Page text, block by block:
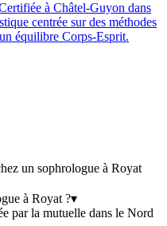
à Châtel-Guyon dans
centrée sur des méthodes
équilibre Corps-Esprit.
un sophrologue à Royat
à Royat ?▾
par la mutuelle dans le Nord